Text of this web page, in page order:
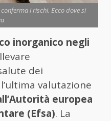
i rischi. Ecco dove si
inorganico negli
dei
valutazione
europea
(Efsa). La